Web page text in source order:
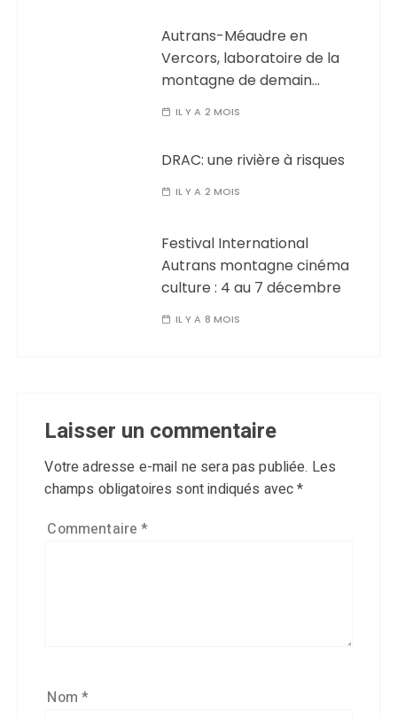
Autrans-Méaudre en
Vercors, laboratoire de la
montagne de demain…
IL Y A 2 MOIS
DRAC: une rivière à risques
IL Y A 2 MOIS
Festival International
Autrans montagne cinéma
culture : 4 au 7 décembre
IL Y A 8 MOIS
Laisser un commentaire
Votre adresse e-mail ne sera pas publiée. Les
champs obligatoires sont indiqués avec*
Commentaire*
Nom*